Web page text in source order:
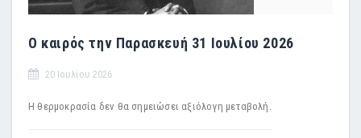
Ο καιρός την Παρασκευή 31 Ιουλίου 2026
20 Ιουλίου 2026
Η θερμοκρασία δεν θα σημειώσει αξιόλογη μεταβολή.